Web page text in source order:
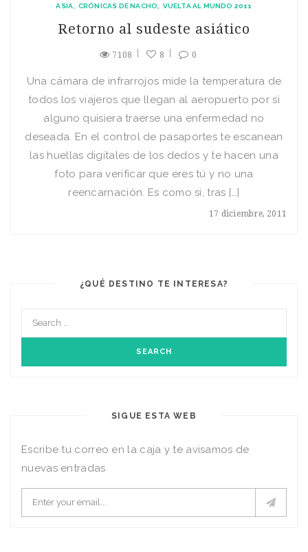
ASIA CRÓNICAS DE NACHO VUELTA AL MUNDO 2011
Retorno al sudeste asiático
7108 8 0
17 diciembre, 2011
Una cámara de infrarrojos mide la temperatura de
todos los viajeros que llegan al aeropuerto por si
alguno quisiera traerse una enfermedad no
deseada. En el control de pasaportes te escanean
las huellas digitales de los dedos y te hacen una
foto para verificar que eres tú y no una
reencarnación. Es como si, tras […]
¿QUÉ DESTINO TE INTERESA?
SIGUE ESTA WEB
Escribe tu correo en la caja y te avisamos de
nuevas entradas